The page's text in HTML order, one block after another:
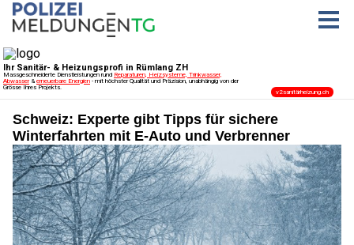
Schweiz: Experte gibt Tipps für sichere
Winterfahrten mit E-Auto und Verbrenner